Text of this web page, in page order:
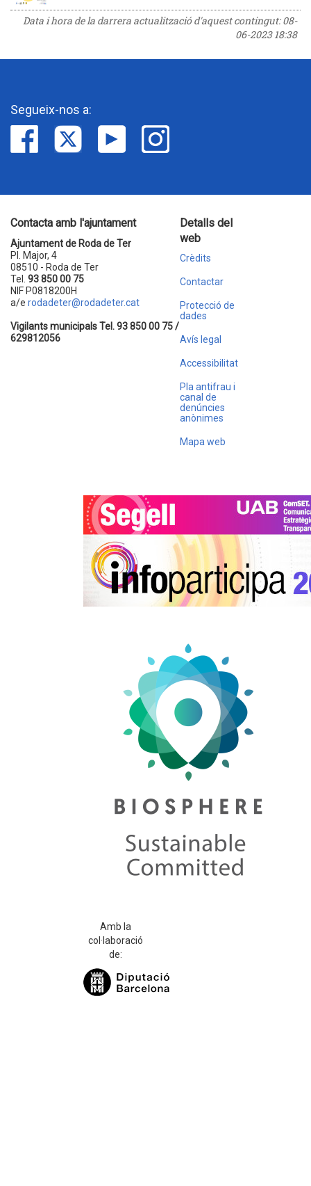
Data i hora de la darrera actualització d'aquest contingut:08-
06-2023 18:38
Segueix-nos a:
Contacta amb l'ajuntament
Ajuntament de Roda de Ter
Pl. Major, 4
08510 - Roda de Ter
Tel. 93 850 00 75
NIF P0818200H
a/e rodadeter@rodadeter.cat
Vigilants municipals Tel. 93 850 00 75 /
629812056
Detalls del
web
Crèdits
Contactar
Protecció de
dades
Avís legal
Accessibilitat
Pla antifrau i
canal de
denúncies
anònimes
Mapa web
Amb la
col·laboració
de: